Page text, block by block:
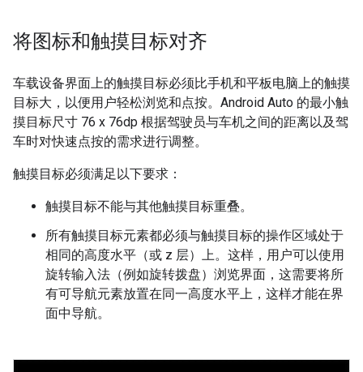
将图标和触摸目标对齐
车载设备界面上的触摸目标必须比手机和平板电脑上的触摸
目标大，以便用户轻松浏览和点按。Android Auto 的最小触
摸目标尺寸 76 x 76dp 根据驾驶员与车机之间的距离以及驾
车时对快速点按的需求进行调整。
触摸目标必须满足以下要求：
触摸目标不能与其他触摸目标重叠。
所有触摸目标元素都必须与触摸目标的操作区域处于
相同的高度水平（或 z 层）上。这样，用户可以使用
旋转输入法（例如旋转拨盘）浏览界面，这需要将所
有可导航元素放置在同一高度水平上，这样才能在界
面中导航。